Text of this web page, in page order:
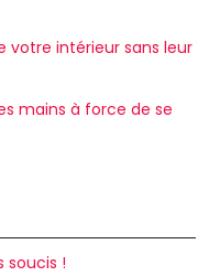
votre intérieur sans leur
mains à force de se
soucis !